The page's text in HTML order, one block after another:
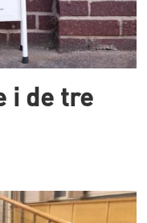
i de tre